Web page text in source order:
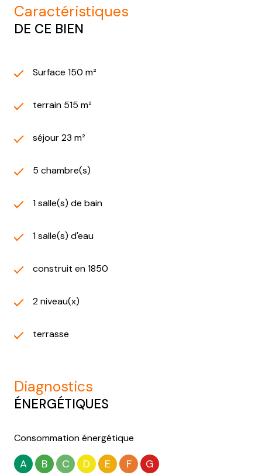
caractéristiques
DE CE BIEN
Surface 150 m²
terrain 515 m²
séjour 23 m²
5 chambre(s)
1 salle(s) de bain
1 salle(s) d'eau
construit en 1850
2 niveau(x)
terrasse
diagnostics
ÉNERGÉTIQUES
Consommation énergétique
A B C D E F G